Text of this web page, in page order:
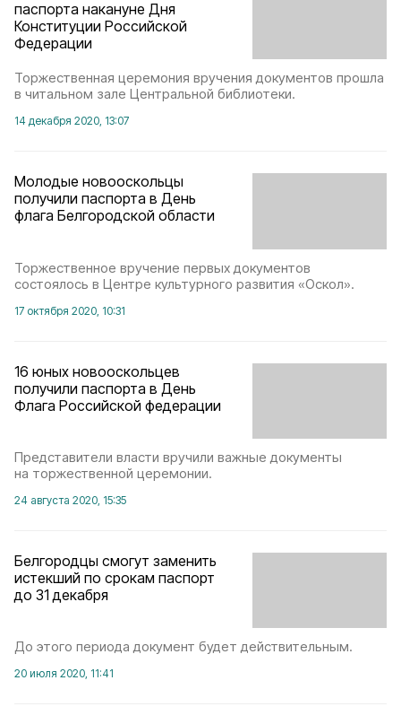
паспорта накануне Дня
Конституции Российской
Федерации
Торжественная церемония вручения документов прошла
в читальном зале Центральной библиотеки.
14 декабря 2020, 13:07
Молодые новооскольцы
получили паспорта в День
флага Белгородской области
Торжественное вручение первых документов
состоялось в Центре культурного развития «Оскол».
17 октября 2020, 10:31
16 юных новооскольцев
получили паспорта в День
Флага Российской федерации
Представители власти вручили важные документы
на торжественной церемонии.
24 августа 2020, 15:35
Белгородцы смогут заменить
истекший по срокам паспорт
до 31 декабря
До этого периода документ будет действительным.
20 июля 2020, 11:41